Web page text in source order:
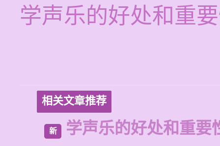
学声乐的好处和重
相关文章推荐
新 学声乐的好处和重要